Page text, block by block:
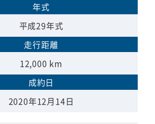
年式
平成29年式
走行距離
12,000 km
成約日
2020年12月14日